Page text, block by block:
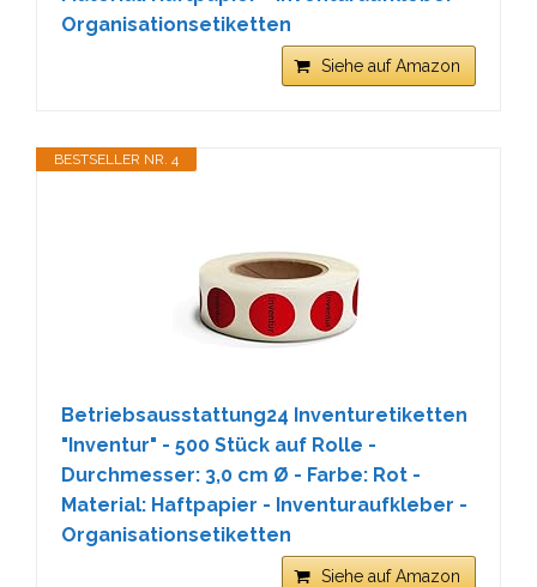
Organisationsetiketten
Siehe auf Amazon
BESTSELLER NR. 4
Betriebsausstattung24 Inventuretiketten
"Inventur" - 500 Stück auf Rolle -
Durchmesser: 3,0 cm Ø - Farbe: Rot -
Material: Haftpapier - Inventuraufkleber -
Organisationsetiketten
Siehe auf Amazon